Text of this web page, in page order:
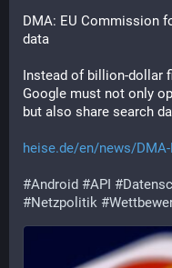
DMA: EU Commission
data
Instead of billion-dollar
Google must not only
but also share search
heise.de/en/news/
#Android #API #
#Netzpolitik #